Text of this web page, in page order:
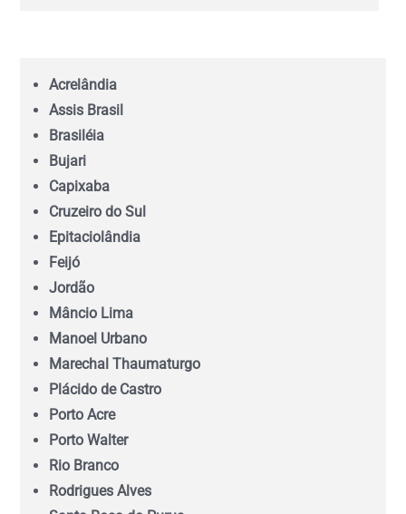
Acrelândia
Assis Brasil
Brasiléia
Bujari
Capixaba
Cruzeiro do Sul
Epitaciolândia
Feijó
Jordão
Mâncio Lima
Manoel Urbano
Marechal Thaumaturgo
Plácido de Castro
Porto Acre
Porto Walter
Rio Branco
Rodrigues Alves